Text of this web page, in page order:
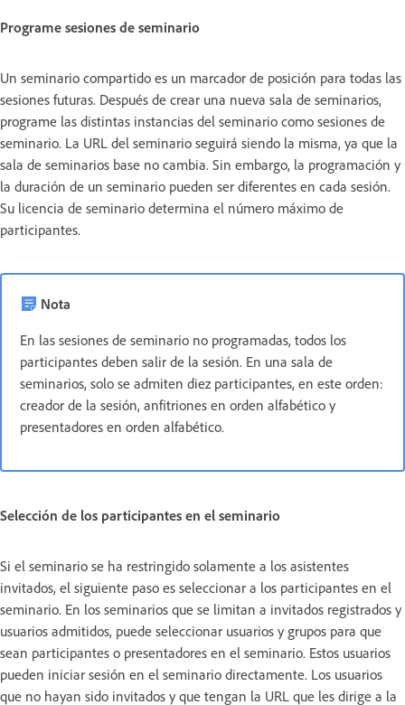
Programe sesiones de seminario
Un seminario compartido es un marcador de posición para todas las
sesiones futuras. Después de crear una nueva sala de seminarios,
programe las distintas instancias del seminario como sesiones de
seminario. La URL del seminario seguirá siendo la misma, ya que la
sala de seminarios base no cambia. Sin embargo, la programación y
la duración de un seminario pueden ser diferentes en cada sesión.
Su licencia de seminario determina el número máximo de
participantes.
Nota
En las sesiones de seminario no programadas, todos los
participantes deben salir de la sesión. En una sala de
seminarios, solo se admiten diez participantes, en este orden:
creador de la sesión, anfitriones en orden alfabético y
presentadores en orden alfabético.
Selección de los participantes en el seminario
Si el seminario se ha restringido solamente a los asistentes
invitados, el siguiente paso es seleccionar a los participantes en el
seminario. En los seminarios que se limitan a invitados registrados y
usuarios admitidos, puede seleccionar usuarios y grupos para que
sean participantes o presentadores en el seminario. Estos usuarios
pueden iniciar sesión en el seminario directamente. Los usuarios
que no hayan sido invitados y que tengan la URL que les dirige a la